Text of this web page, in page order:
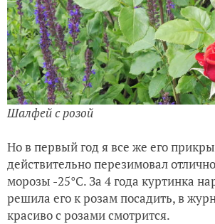
Шалфей с розой
Но в первый год я все же его
действительно перезимовал
морозы -25°С. За 4 года куртинка
решила его к розам посадить, в
красиво с розами смотрится.